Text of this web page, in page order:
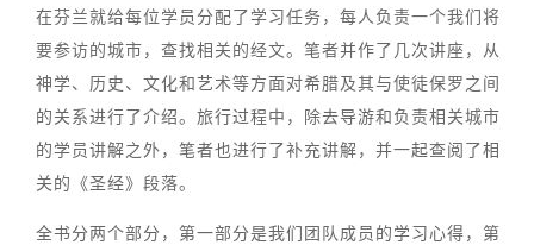
在芬兰就给每位学员分配了学习任务，每人负责一个我们将
要参访的城市，查找相关的经文。笔者并作了几次讲座，从
神学、历史、文化和艺术等方面对希腊及其与使徒保罗之间
的关系进行了介绍。旅行过程中，除去导游和负责相关城市
的学员讲解之外，笔者也进行了补充讲解，并一起查阅了相
关的《圣经》段落。
全书分两个部分，第一部分是我们团队成员的学习心得，第